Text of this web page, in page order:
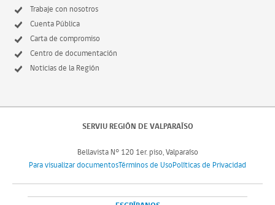
Trabaje con nosotros
Cuenta Pública
Carta de compromiso
Centro de documentación
Noticias de la Región
SERVIU REGIÓN DE VALPARAÍSO
Bellavista N° 120 1er. piso, Valparaíso
Para visualizar documentosTérminos de UsoPolíticas de Privacidad